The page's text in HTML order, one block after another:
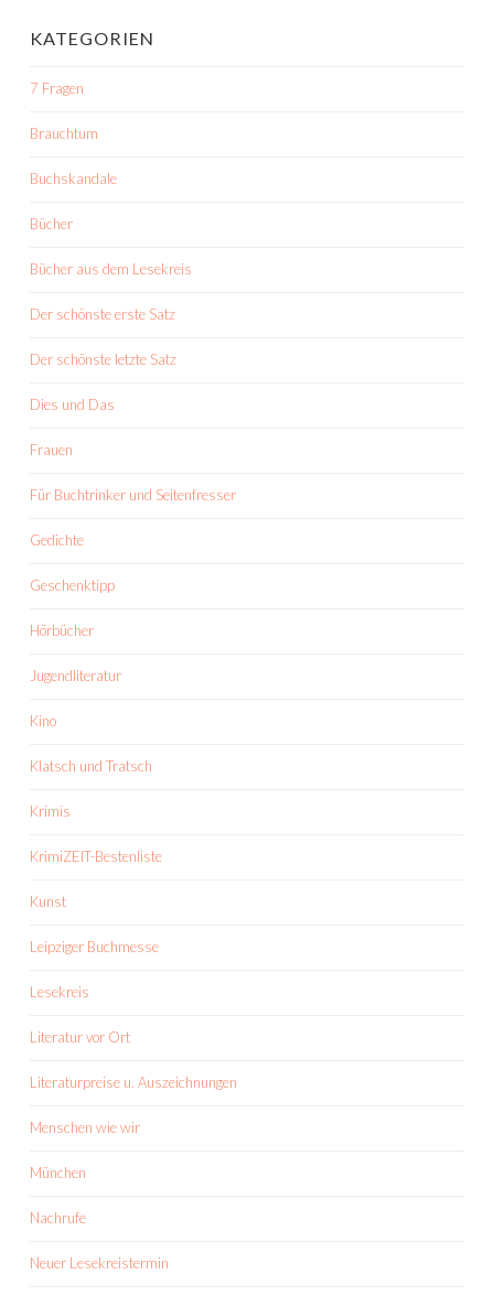
KATEGORIEN
7 Fragen
Brauchtum
Buchskandale
Bücher
Bücher aus dem Lesekreis
Der schönste erste Satz
Der schönste letzte Satz
Dies und Das
Frauen
Für Buchtrinker und Seitenfresser
Gedichte
Geschenktipp
Hörbücher
Jugendliteratur
Kino
Klatsch und Tratsch
Krimis
KrimiZEIT-Bestenliste
Kunst
Leipziger Buchmesse
Lesekreis
Literatur vor Ort
Literaturpreise u. Auszeichnungen
Menschen wie wir
München
Nachrufe
Neuer Lesekreistermin